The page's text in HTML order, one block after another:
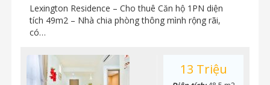
Lexington Residence – Cho thuê Căn hộ 1PN diện
tích 49m2 – Nhà chia phòng thông mình rộng rãi,
có…
13 Triệu